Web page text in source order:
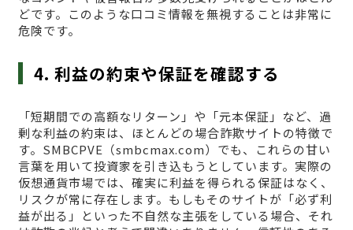
どです。このような口コミ情報を無視することは非常に
危険です。
4. 利益の約束や保証を確認する
「短期間での高額なリターン」や「元本保証」など、過
剰な利益の約束は、ほとんどの場合詐欺サイトの特徴で
す。SMBCPVE（smbcmax.com）でも、これらの甘い
言葉を用いて投資家を引き込もうとしています。実際の
仮想通貨市場では、確実に利益を得られる保証はなく、
リスクが常に存在します。もしもそのサイトが「必ず利
益が出る」といった不自然な主張をしている場合、それ